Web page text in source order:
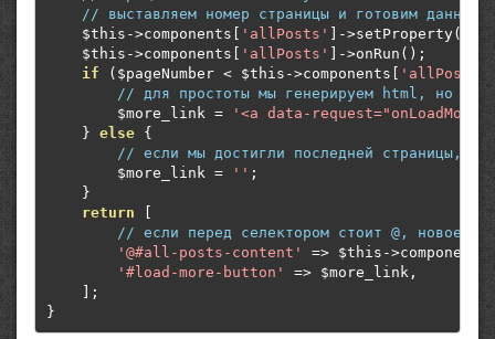
// выставляем номер страницы и готовим данные
    $this
->components [ 'allPosts' ]->setProperty(
    $this
->components [ 'allPosts' ]->onRun ();
if
( $pageNumber < $this ->components [ 'allPosts'
// для простоты мы генерируем html, но в
        $more_link
=
'<a data-
} else
{
// если мы достигли последней страницы,
        $more_link
= '' ;
}
return
[
// если перед селектором стоит @, новое
'@#all-posts-content'
=> $this ->components
'#load-more-button'
=> $more_link ,
];
}